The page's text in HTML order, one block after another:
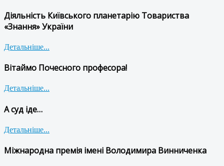
Діяльність Київського планетарію Товариства
«Знання» України
Детальніше...
Вітаймо Почесного професора!
Детальніше...
А суд іде…
Детальніше...
Міжнародна премія імені Володимира Винниченка